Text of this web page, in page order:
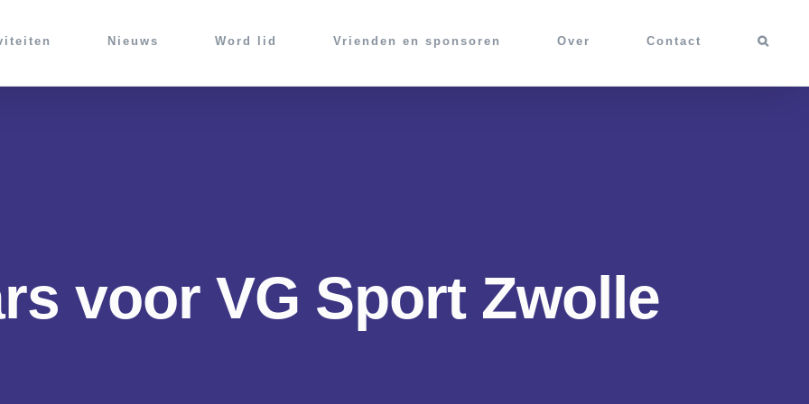
Nieuws Word lid Vrienden en sponsoren Over Contact
voor VG Sport Zwolle